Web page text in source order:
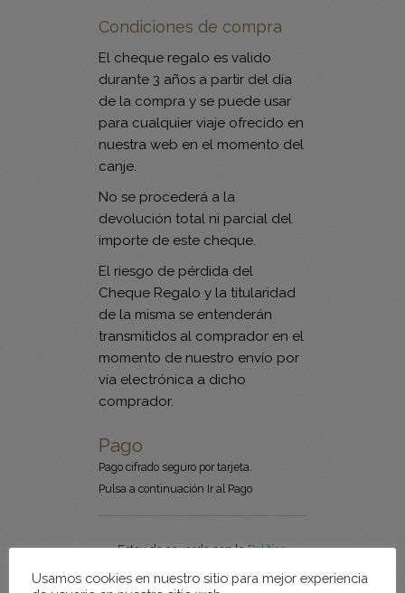
Condiciones de compra
El cheque regalo es valido
durante 3 años a partir del día
de la compra y se puede usar
para cualquier viaje ofrecido en
nuestra web en el momento del
canje.
No se procederá a la
devolución total ni parcial del
importe de este cheque.
El riesgo de pérdida del
Cheque Regalo y la titularidad
de la misma se entenderán
transmitidos al comprador en el
momento de nuestro envío por
vía electrónica a dicho
comprador.
Pago
Pago cifrado seguro por tarjeta.
Pulsa a continuación Ir al Pago
Política
Estoy de acuerdo con laPolítica
Usamos cookies en nuestro sitio para mejor experiencia